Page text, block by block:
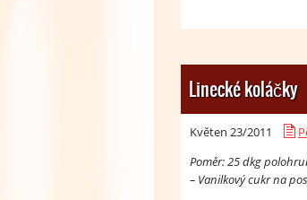
Linecké koláčky
Květen 23/2011
Poměr: 25 dkg
– Vanilkový cukr na